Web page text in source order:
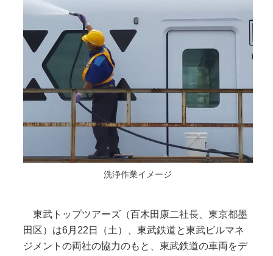
洗浄作業イメージ
東武トップツアーズ（百木田康二社長、東京都墨
田区）は6月22日（土）、東武鉄道と東武ビルマネ
ジメントの両社の協力のもと、東武鉄道の車両をデ